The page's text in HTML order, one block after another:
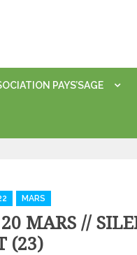
PAYS’SAGE
MARS
MARS //
(23)